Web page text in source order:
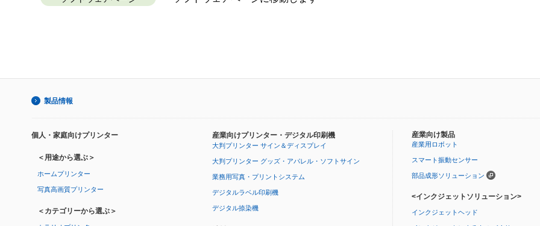
製品情報
個人・家庭向けプリンター
＜用途から選ぶ＞
ホームプリンター
写真高画質プリンター
＜カテゴリーから選ぶ＞
産業向けプリンター・デジタル印刷機
大判プリンター サイン＆ディスプレイ
大判プリンター グッズ・アパレル・ソフトサイン
業務用写真・プリントシステム
デジタルラベル印刷機
デジタル捺染機
産業向け製品
産業用ロボット
スマート振動センサー
部品成形ソリューション
<インクジェットソリューション>
インクジェットヘッド